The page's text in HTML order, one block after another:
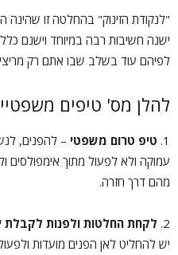
"לנקודת הזינוק" בהחלטה זו
ישנה חשיבות רבה במיוחד וישנם
לפיהם עוד בשלב שבו אתם רק
להלן מס' טיפים
1. טיפ טרום משפטי – להפנים,
עמוקה ולא לפעול מתוך אימפולסים
מהם דרך חזרה.
2. לקחת החלטות ולפנות לקבלת
יש להחליט לאן הפנים מועדות